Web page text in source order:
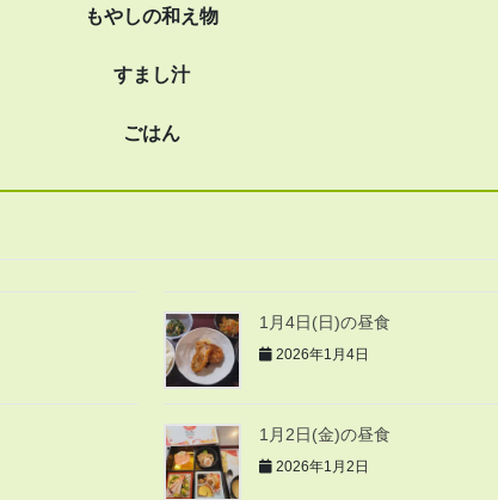
もやしの和え物
すまし汁
ごはん
1月4日(日)の昼食
2026年1月4日
1月2日(金)の昼食
2026年1月2日